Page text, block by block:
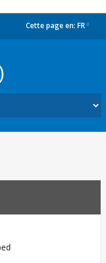
Cette page en: FR